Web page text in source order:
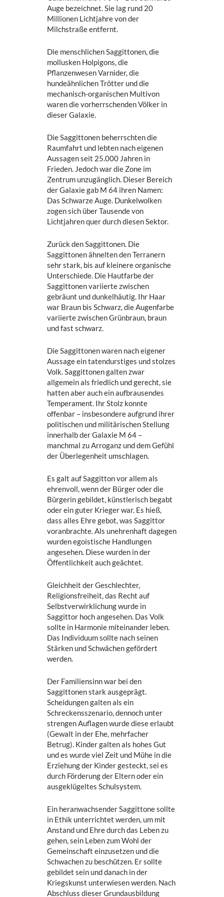
Auge bezeichnet. Sie lag rund 20
Millionen Lichtjahre von der
Milchstraße entfernt.
Die menschlichen Saggittonen, die
mollusken Holpigons, die
Pflanzenwesen Varnider, die
hundeähnlichen Trötter und die
mechanisch-organischen Multivon
waren die vorherrschenden Völker in
dieser Galaxie.
Die Saggittonen beherrschten die
Raumfahrt und lebten nach eigenen
Aussagen seit 25.000 Jahren in
Frieden. Jedoch war die Zone im
Zentrum unzugänglich. Dieser Bereich
der Galaxie gab M 64 ihren Namen:
Das Schwarze Auge. Dunkelwolken
zogen sich über Tausende von
Lichtjahren quer durch diesen Sektor.
Zurück den Saggittonen. Die
Saggittonen ähnelten den Terranern
sehr stark, bis auf kleinere organische
Unterschiede. Die Hautfarbe der
Saggittonen variierte zwischen
gebräunt und dunkelhäutig. Ihr Haar
war Braun bis Schwarz, die Augenfarbe
variierte zwischen Grünbraun, braun
und fast schwarz.
Die Saggittonen waren nach eigener
Aussage ein tatendurstiges und stolzes
Volk. Saggittonen galten zwar
allgemein als friedlich und gerecht, sie
hatten aber auch ein aufbrausendes
Temperament. Ihr Stolz konnte
offenbar – insbesondere aufgrund ihrer
politischen und militärischen Stellung
innerhalb der Galaxie M 64 –
manchmal zu Arroganz und dem Gefühl
der Überlegenheit umschlagen.
Es galt auf Saggitton vor allem als
ehrenvoll, wenn der Bürger oder die
Bürgerin gebildet, künstlerisch begabt
oder ein guter Krieger war. Es hieß,
dass alles Ehre gebot, was Saggittor
voranbrachte. Als unehrenhaft dagegen
wurden egoistische Handlungen
angesehen. Diese wurden in der
Öffentlichkeit auch geächtet.
Gleichheit der Geschlechter,
Religionsfreiheit, das Recht auf
Selbstverwirklichung wurde in
Saggittor hoch angesehen. Das Volk
sollte in Harmonie miteinander leben.
Das Individuum sollte nach seinen
Stärken und Schwächen gefördert
werden.
Der Familiensinn war bei den
Saggittonen stark ausgeprägt.
Scheidungen galten als ein
Schreckensszenario, dennoch unter
strengen Auflagen wurde diese erlaubt
(Gewalt in der Ehe, mehrfacher
Betrug). Kinder galten als hohes Gut
und es wurde viel Zeit und Mühe in die
Erziehung der Kinder gesteckt, sei es
durch Förderung der Eltern oder ein
ausgeklügeltes Schulsystem.
Ein heranwachsender Saggittone sollte
in Ethik unterrichtet werden, um mit
Anstand und Ehre durch das Leben zu
gehen, sein Leben zum Wohl der
Gemeinschaft einzusetzen und die
Schwachen zu beschützen. Er sollte
gebildet sein und danach in der
Kriegskunst unterwiesen werden. Nach
Abschluss dieser Grundausbildung